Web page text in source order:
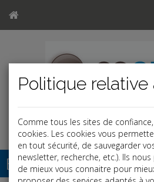
Base documentaire
Comme tous les sites de
cookies. Les cookies vous
en tout sécurité, de sauvegarder
newsletter, recherche, etc.). Ils
de mieux vous connaitre pour